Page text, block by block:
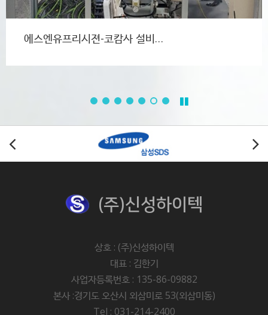
국도정밀 시화공장 탱크 철거…
(주)신성하이텍
상호 : (주)신성하이텍
대표 : 김한기
사업자등록번호 : 135-86-09882
본사 :경기도 오산시 외삼미로 53(외삼미동)
Tel : 031-214-2400